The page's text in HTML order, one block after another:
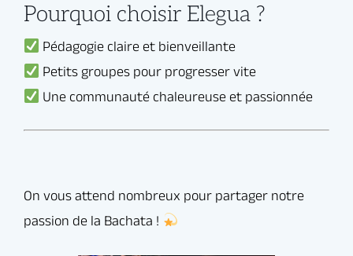
Pourquoi choisir Elegua ?